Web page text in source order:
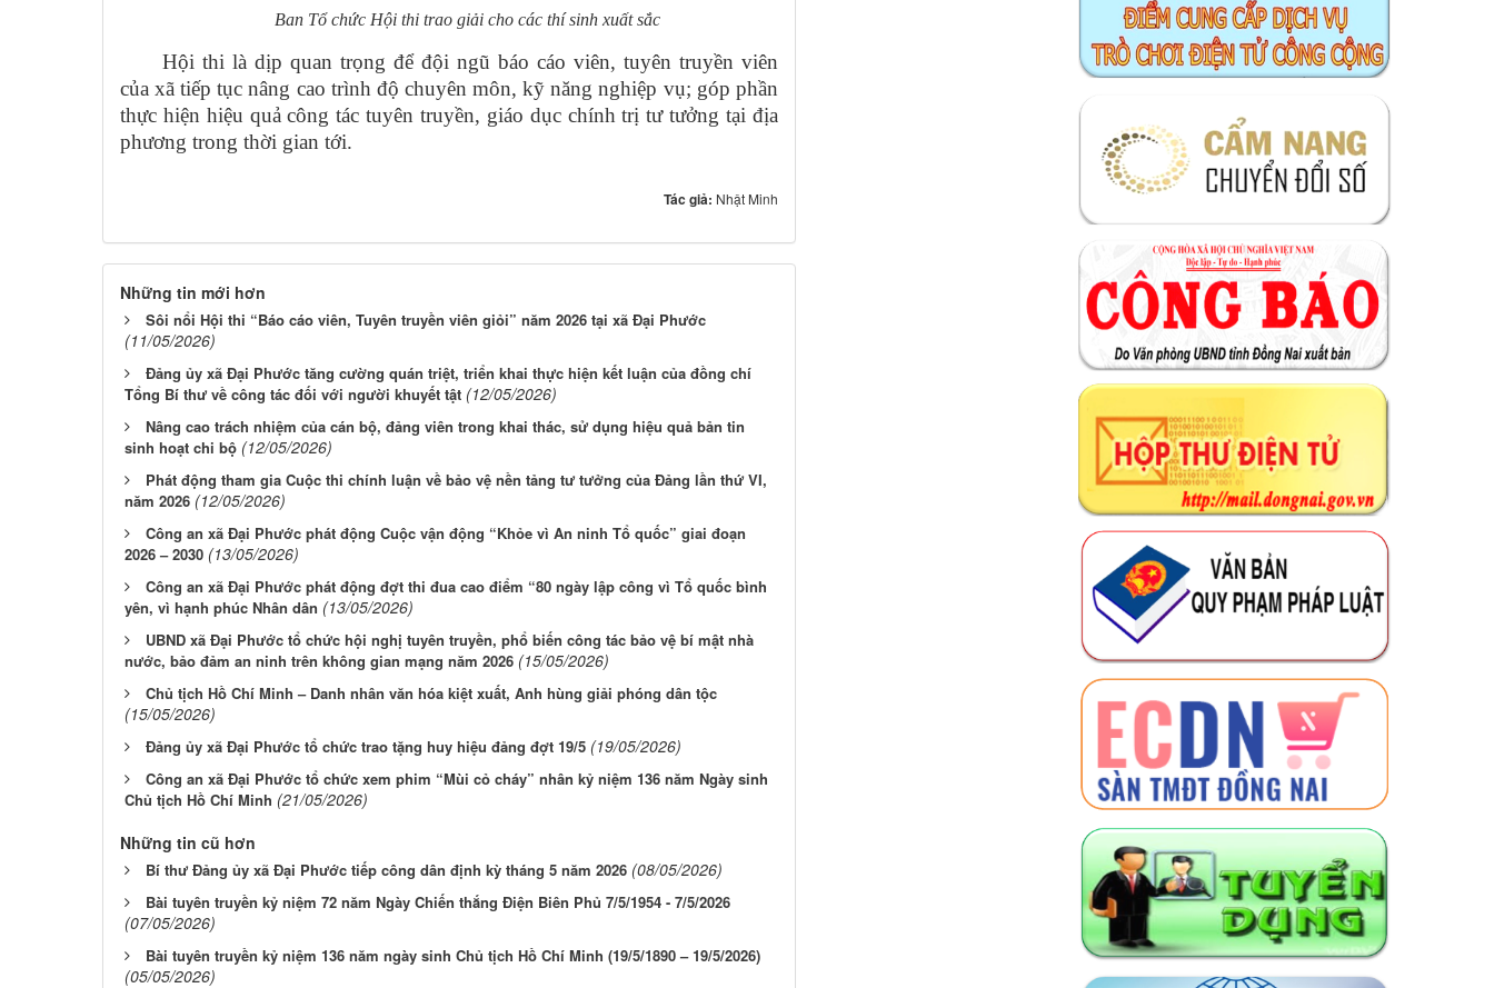
Ban Tổ chức Hội thi trao giải cho các thí sinh xuất sắc
Hội thi là dịp quan trọng để đội ngũ báo cáo viên, tuyên truyền viên
của xã tiếp tục nâng cao trình độ chuyên môn, kỹ năng nghiệp vụ; góp phần
thực hiện hiệu quả công tác tuyên truyền, giáo dục chính trị tư tưởng tại địa
phương trong thời gian tới.
Tác giả: Nhật Minh
Những tin mới hơn
Sôi nổi Hội thi “Báo cáo viên, Tuyên truyền viên giỏi” năm 2026 tại xã Đại Phước
(11/05/2026)
Đảng ủy xã Đại Phước tăng cường quán triệt, triển khai thực hiện kết luận của đồng chí
Tổng Bí thư về công tác đối với người khuyết tật (12/05/2026)
Nâng cao trách nhiệm của cán bộ, đảng viên trong khai thác, sử dụng hiệu quả bản tin
sinh hoạt chi bộ (12/05/2026)
Phát động tham gia Cuộc thi chính luận về bảo vệ nền tảng tư tưởng của Đảng lần thứ VI,
năm 2026 (12/05/2026)
Công an xã Đại Phước phát động Cuộc vận động “Khỏe vì An ninh Tổ quốc” giai đoạn
2026 – 2030 (13/05/2026)
Công an xã Đại Phước phát động đợt thi đua cao điểm “80 ngày lập công vì Tổ quốc bình
yên, vì hạnh phúc Nhân dân (13/05/2026)
UBND xã Đại Phước tổ chức hội nghị tuyên truyền, phổ biến công tác bảo vệ bí mật nhà
nước, bảo đảm an ninh trên không gian mạng năm 2026 (15/05/2026)
Chủ tịch Hồ Chí Minh – Danh nhân văn hóa kiệt xuất, Anh hùng giải phóng dân tộc
(15/05/2026)
Đảng ủy xã Đại Phước tổ chức trao tặng huy hiệu đảng đợt 19/5 (19/05/2026)
Công an xã Đại Phước tổ chức xem phim “Mùi cỏ cháy” nhân kỷ niệm 136 năm Ngày sinh
Chủ tịch Hồ Chí Minh (21/05/2026)
Những tin cũ hơn
Bí thư Đảng ủy xã Đại Phước tiếp công dân định kỳ tháng 5 năm 2026 (08/05/2026)
Bài tuyên truyền kỷ niệm 72 năm Ngày Chiến thắng Điện Biên Phủ 7/5/1954 - 7/5/2026
(07/05/2026)
Bài tuyên truyền kỷ niệm 136 năm ngày sinh Chủ tịch Hồ Chí Minh (19/5/1890 – 19/5/2026)
(05/05/2026)